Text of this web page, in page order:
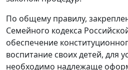
По общему правилу,
Семейного кодекса
обеспечение
воспитание своих детей, для
необходимо надлежаще